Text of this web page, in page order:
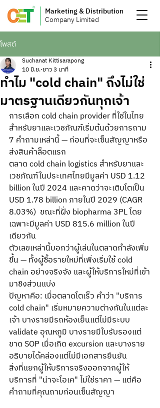
Marketing & Distribution
Company Limited
โพสต์
ทำไม "cold chain" ถึงไม่ใช่
มาตรฐานเดียวกันทุกเจ้า
Suchanat Kittisarapong
10 มิ.ย. ยาว 3 นาที
การเลือก cold chain provider ที่ใช่ในไทย
สำหรับยาและเวชภัณฑ์เริ่มต้นด้วยการถาม
7 คำถามเหล่านี้ — ก่อนที่จะเซ็นสัญญาหรือ
ส่งสินค้าล็อตแรก
ตลาด cold chain logistics สำหรับยาและ
เวชภัณฑ์ในประเทศไทยมีมูลค่า USD 1.12
billion ในปี 2024 และคาดว่าจะเติบโตเป็น
USD 1.78 billion ภายในปี 2029 (CAGR
8.03%)  ขณะที่ฝั่ง biopharma 3PL โดย
เฉพาะมีมูลค่า USD 815.6 million ในปี
เดียวกัน
ตัวเลขเหล่านี้บอกว่าผู้เล่นในตลาดกำลังเพิ่ม
ขึ้น — ทั้งผู้ซื้อรายใหม่ที่เพิ่งเริ่มใช้ cold
chain อย่างจริงจัง และผู้ให้บริการใหม่ที่เข้า
มาชิงส่วนแบ่ง
ปัญหาคือ: เมื่อตลาดโตเร็ว คำว่า "บริการ
cold chain" เริ่มหมายความต่างกันในแต่ละ
เจ้า บางรายมีรถห้องเย็นแต่ไม่มีระบบ
validate อุณหภูมิ บางรายมีใบรับรองแต่
ขาด SOP เมื่อเกิด excursion และบางราย
อธิบายได้คล่องแต่ไม่มีเอกสารยืนยัน
สิ่งที่แยกผู้ให้บริการจริงออกจากผู้ให้
บริการที่ "น่าจะโอเค" ไม่ใช่ราคา — แต่คือ
คำถามที่คุณถามก่อนเซ็นสัญญา